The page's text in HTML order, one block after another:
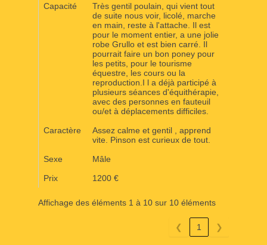
Capacité
Très gentil poulain, qui vient tout
de suite nous voir, licolé, marche
en main, reste à l'attache. Il est
pour le moment entier, a une jolie
robe Grullo et est bien carré. Il
pourrait faire un bon poney pour
les petits, pour le tourisme
équestre, les cours ou la
reproduction.I l a déjà participé à
plusieurs séances d'équithérapie,
avec des personnes en fauteuil
ou/et à déplacements difficiles.
Caractère
Assez calme et gentil , apprend
vite. Pinson est curieux de tout.
Sexe
Mâle
Prix
1200 €
Affichage des éléments 1 à 10 sur 10 éléments
❮ 1 ❯